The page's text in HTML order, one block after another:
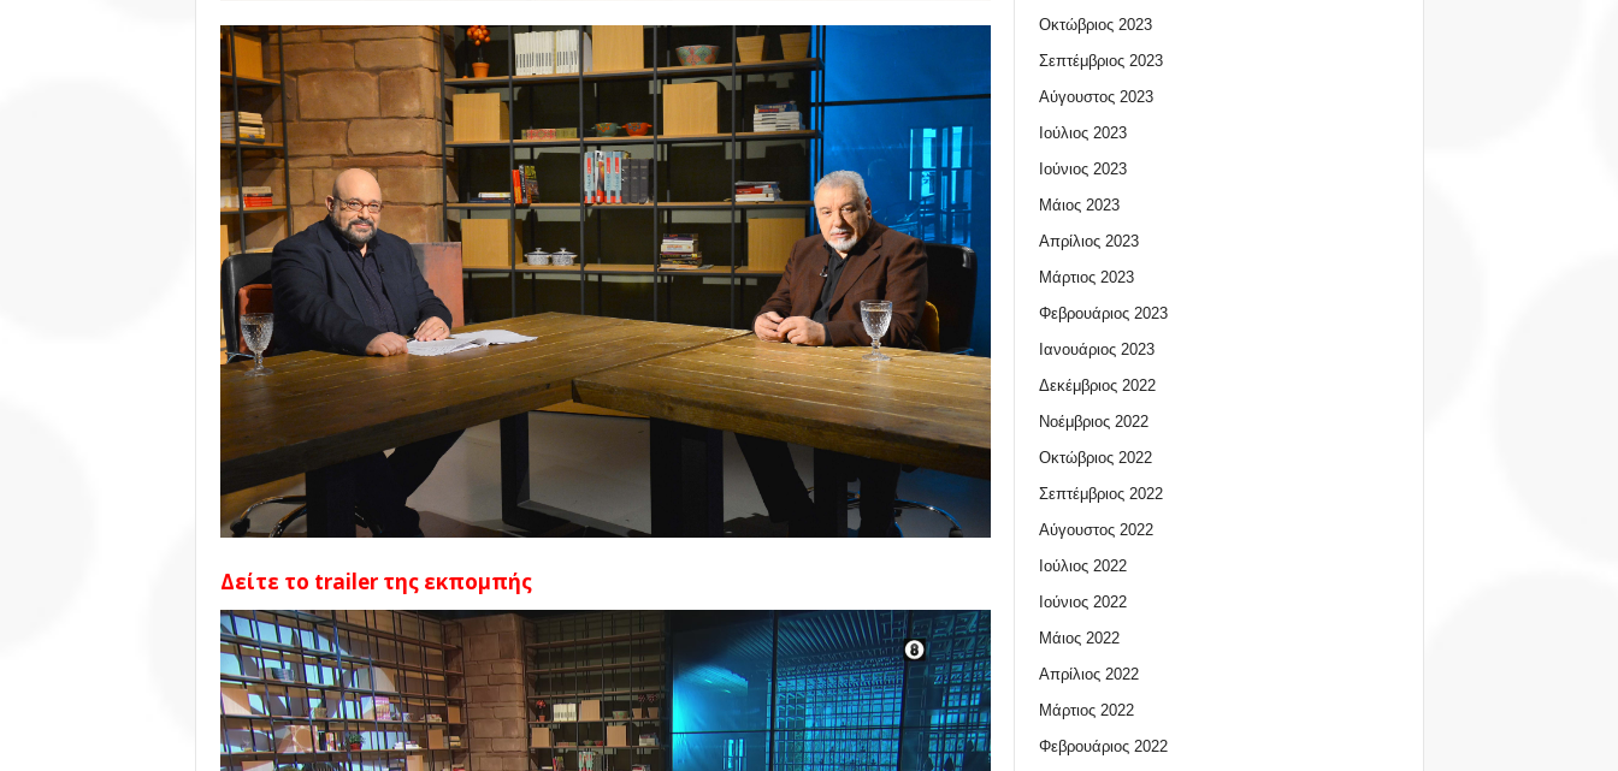
Δείτε το trailer της εκπομπής
Πρόγραμμα
Αναπαραγωγής
Βίντεο
Οκτώβριος 2023
Σεπτέμβριος 2023
Αύγουστος 2023
Ιούλιος 2023
Ιούνιος 2023
Μάιος 2023
Απρίλιος 2023
Μάρτιος 2023
Φεβρουάριος 2023
Ιανουάριος 2023
Δεκέμβριος 2022
Νοέμβριος 2022
Οκτώβριος 2022
Σεπτέμβριος 2022
Αύγουστος 2022
Ιούλιος 2022
Ιούνιος 2022
Μάιος 2022
Απρίλιος 2022
Μάρτιος 2022
Φεβρουάριος 2022